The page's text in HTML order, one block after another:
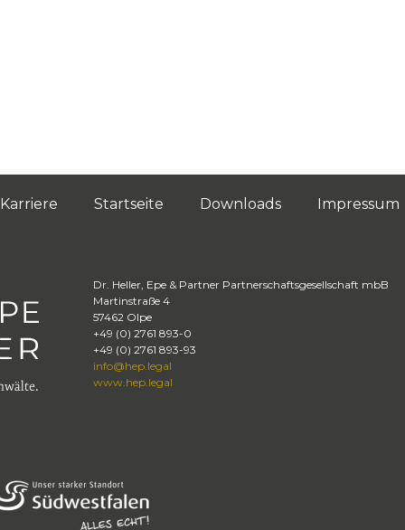
Karriere Startseite Downloads Impressum
Dr. Heller, Epe & Partner Partnerschaftsgesellschaft mbB
Martinstraße 4
57462 Olpe
+49 (0) 2761 893-0
+49 (0) 2761 893-93
info@hep.legal
www.hep.legal